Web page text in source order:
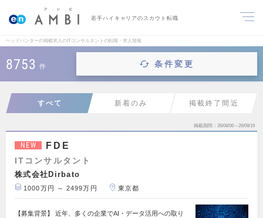
若手ハイキャリアのスカウト転職
ヘッドハンターの掲載求人のITコンサルタントの転職・求人情報
8753 件 条件変更
すべて 新着のみ 掲載終了間近
掲載期間 26/08/06～26/08/19
NEW FDE
ITコンサルタント
株式会社Dirbato
1000万円 ～ 2499万円 東京都
【募集背景】 近年、多くの企業でAI・データ活用への取り